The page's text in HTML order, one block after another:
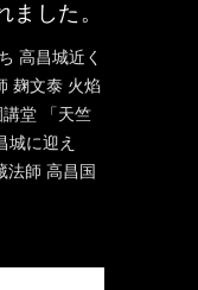
ました。
高昌城近く
麹文泰 火焰
堂 「天竺
に迎え
法師 高昌国